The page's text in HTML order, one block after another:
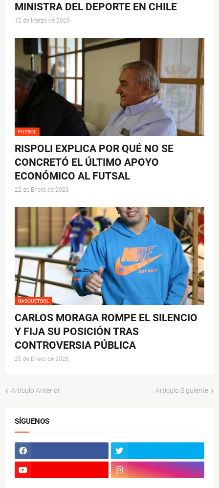
MINISTRA DEL DEPORTE EN CHILE
12 de Marzo de 2026
FUTBOL
RISPOLI EXPLICA POR QUÉ NO SE
CONCRETÓ EL ÚLTIMO APOYO
ECONÓMICO AL FUTSAL
22 de Enero de 2026
BASQUETBOL
CARLOS MORAGA ROMPE EL SILENCIO
Y FIJA SU POSICIÓN TRAS
CONTROVERSIA PÚBLICA
20 de Enero de 2026
Artículo Anterior Artículo Siguiente
SÍGUENOS